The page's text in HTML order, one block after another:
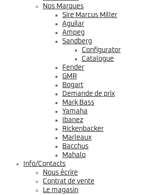
Nos Marques
Sire Marcus Miller
Aguilar
Ampeg
Sandberg
Configurator
Catalogue
Fender
GMR
Bogart
Demande de prix
Mark Bass
Yamaha
Ibanez
Rickenbacker
Marleaux
Bacchus
Mahalo
Info/Contacts
Nous écrire
Contrat de vente
Le magasin